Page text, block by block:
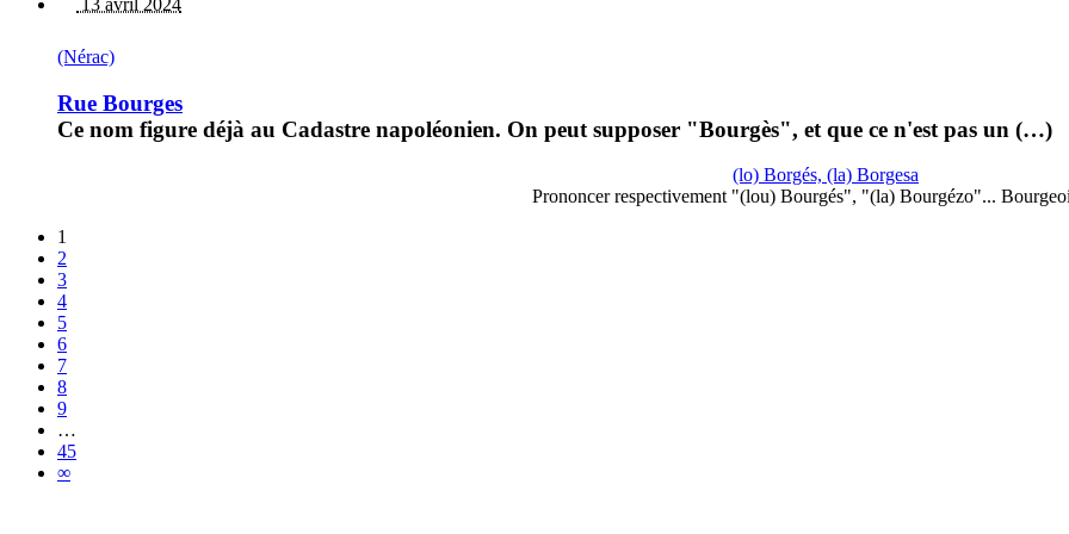
13 avril 2024
(Nérac)
Rue Bourges
Ce nom figure déjà au Cadastre napoléonien. On peut supposer "Bourgès", et que ce n'est pas un (…)
(lo) Borgés, (la) Borgesa
Prononcer respectivement "(lou) Bourgés", "(la) Bourgézo"...
1
2
3
4
5
6
7
8
9
…
45
∞